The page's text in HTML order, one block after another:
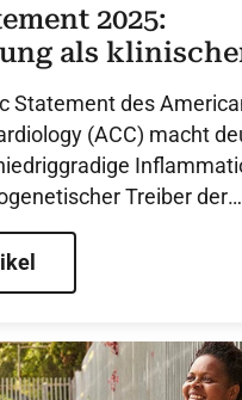
2025:
als
in
Statement des
(ACC) macht
Treiber der
als auch ein wichtiger,
Risikofaktor, der
Therapie in der Primär und